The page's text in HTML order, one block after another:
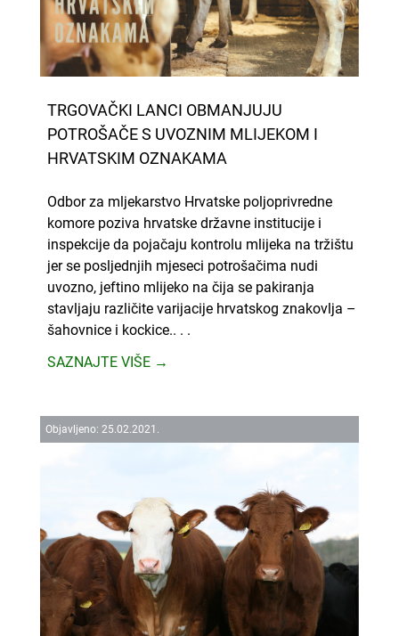
TRGOVAČKI LANCI OBMANJUJU
POTROŠAČE S UVOZNIM MLIJEKOM I
HRVATSKIM OZNAKAMA
Odbor za mljekarstvo Hrvatske poljoprivredne
komore poziva hrvatske državne institucije i
inspekcije da pojačaju kontrolu mlijeka na tržištu
jer se posljednjih mjeseci potrošačima nudi
uvozno, jeftino mlijeko na čija se pakiranja
stavljaju različite varijacije hrvatskog znakovlja –
šahovnice i kockice.. . .
SAZNAJTE VIŠE →
Objavljeno: 25.02.2021.